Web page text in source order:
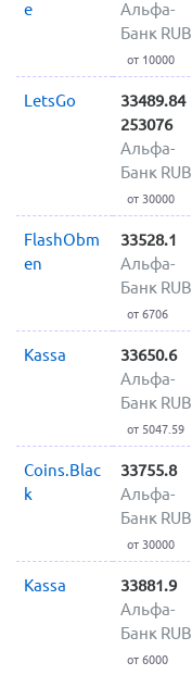
e
Альфа-
Банк RUB
от 10000
LetsGo
33489.84
253076
Альфа-
Банк RUB
от 30000
FlashObm
en
33528.1
Альфа-
Банк RUB
от 6706
Kassa
33650.6
Альфа-
Банк RUB
от 5047.59
Coins.Blac
k
33755.8
Альфа-
Банк RUB
от 30000
Kassa
33881.9
Альфа-
Банк RUB
от 6000